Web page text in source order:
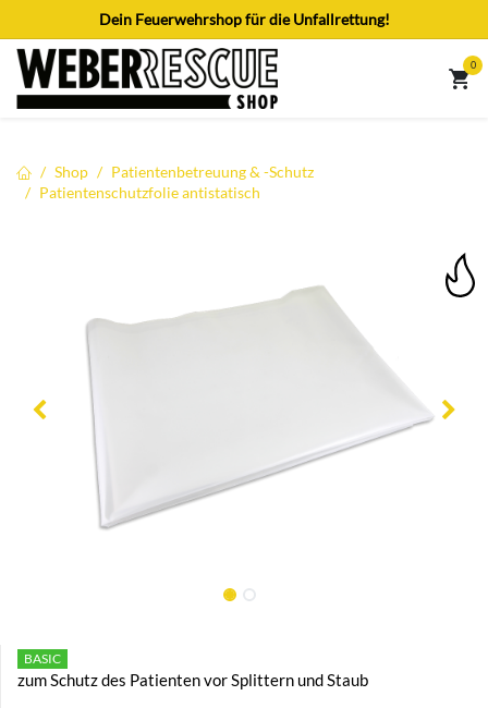
Zum Inhalt springenDein Feuerwehrshop für die Unfallrettung!
0
Shop
Patientenbetreuung & -Schutz
Patientenschutzfolie antistatisch
BASIC
zum Schutz des Patienten vor Splittern und Staub